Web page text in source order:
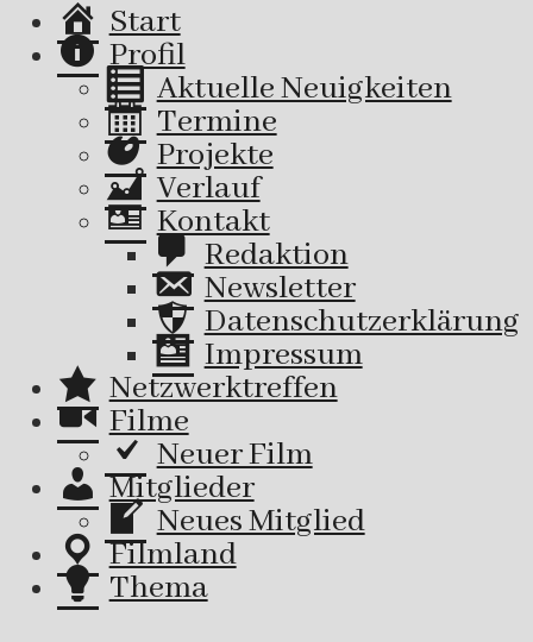
Start
Profil
Aktuelle Neuigkeiten
Termine
Projekte
Verlauf
Kontakt
Redaktion
Newsletter
Datenschutzerklärung
Impressum
Netzwerktreffen
Filme
Neuer Film
Mitglieder
Neues Mitglied
Filmland
Thema